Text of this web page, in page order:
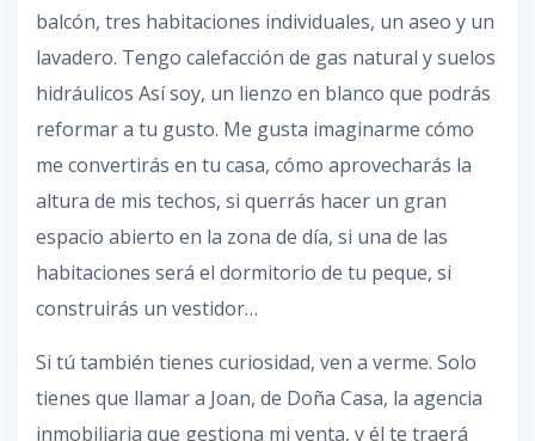
balcón, tres habitaciones individuales, un aseo y un
lavadero. Tengo calefacción de gas natural y suelos
hidráulicos Así soy, un lienzo en blanco que podrás
reformar a tu gusto. Me gusta imaginarme cómo
me convertirás en tu casa, cómo aprovecharás la
altura de mis techos, si querrás hacer un gran
espacio abierto en la zona de día, si una de las
habitaciones será el dormitorio de tu peque, si
construirás un vestidor…
Si tú también tienes curiosidad, ven a verme. Solo
tienes que llamar a Joan, de Doña Casa, la agencia
inmobiliaria que gestiona mi venta, y él te traerá